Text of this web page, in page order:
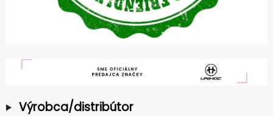
Výrobca/distribútor